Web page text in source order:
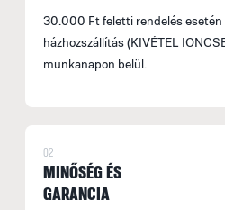
30.000 Ft feletti rendelés esetén
házhozszállítás (KIVÉTEL
munkanapon belül.
02
MINŐSÉG ÉS
GARANCIA